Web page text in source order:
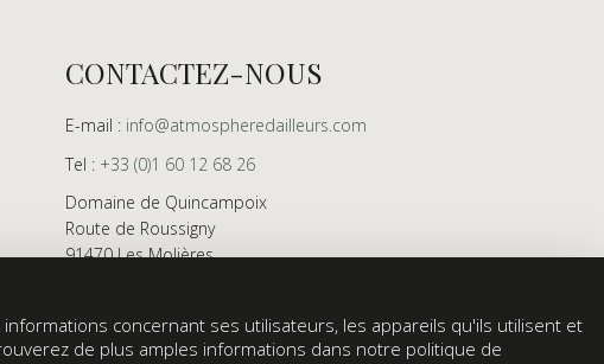
CONTACTEZ-NOUS
E-mail : info@atmospheredailleurs.com
Tel : +33 (0)1 60 12 68 26
Domaine de Quincampoix
Route de Roussigny
91470 Les Molières
Showroom ouvert aux professionnels sur rendez-
vous uniquement
concernant ses utilisateurs, les appareils qu'ils utilisent et
de plus amples informations dans notre politique de